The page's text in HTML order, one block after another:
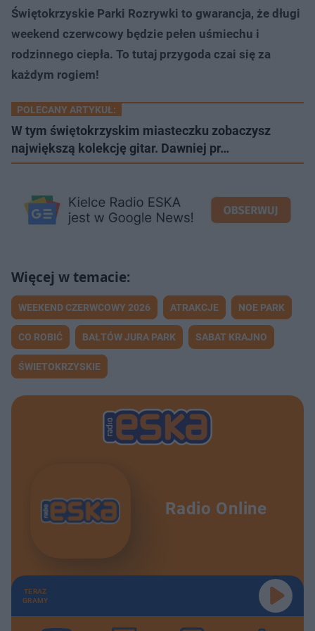
Świętokrzyskie Parki Rozrywki to gwarancja, że długi
weekend czerwcowy będzie pełen uśmiechu i
rodzinnego ciepła. To tutaj przygoda czai się za
każdym rogiem!
POLECANY ARTYKUŁ:
W tym świętokrzyskim miasteczku zobaczysz
największą kolekcję gitar. Dawniej pr…
WEEKEND CZERWCOWY 2026 ATRAKCJE NOE PARK
CO ROBIĆ BAŁTÓW JURA PARK SABAT KRAJNO
ŚWIETOKRZYSKIE
Radio Online
TERAZ
GRAMY